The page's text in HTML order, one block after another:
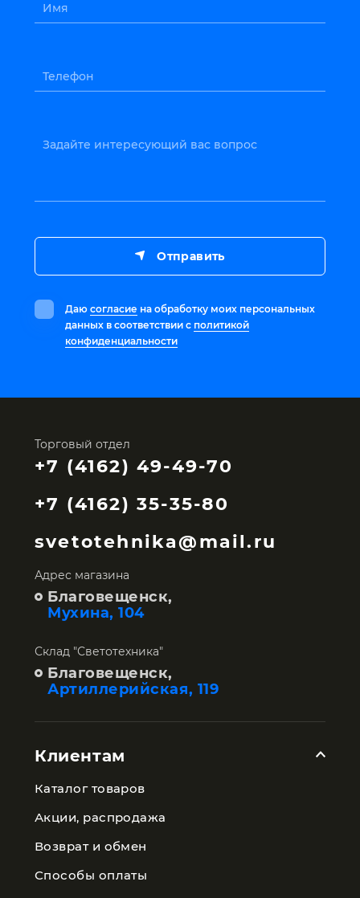
Имя
Телефон
Задайте интересующий вас вопрос
Даю согласие на обработку моих персональных
данных в соответствии с политикой
конфиденциальности
Отправить
Торговый отдел
+7 (4162) 49-49-70
+7 (4162) 35-35-80
svetotehnika@mail.ru
Адрес магазина
Благовещенск,
Мухина, 104
Склад "Светотехника"
Благовещенск,
Артиллерийская, 119
Клиентам
Каталог товаров
Акции, распродажа
Возврат и обмен
Способы оплаты